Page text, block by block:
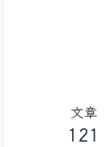
文章
121